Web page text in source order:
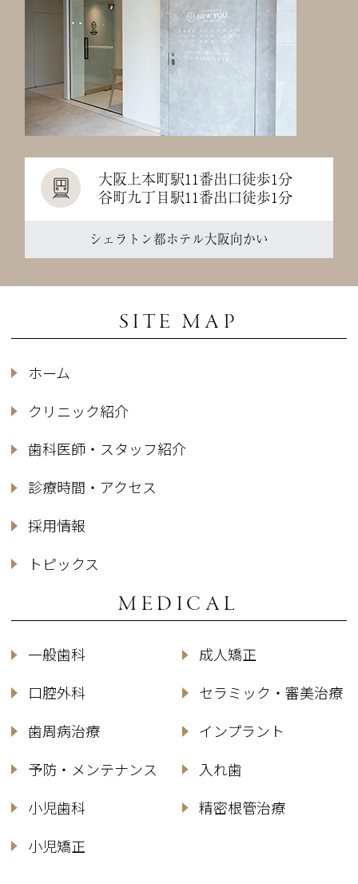
大阪上本町駅11番出口徒歩1分
谷町九丁目駅11番出口徒歩1分
シェラトン都ホテル大阪向かい
SITE MAP
ホーム
クリニック紹介
歯科医師・スタッフ紹介
診療時間・アクセス
採用情報
トピックス
MEDICAL
一般歯科
口腔外科
歯周病治療
予防・メンテナンス
小児歯科
小児矯正
成人矯正
セラミック・審美治療
インプラント
入れ歯
精密根管治療